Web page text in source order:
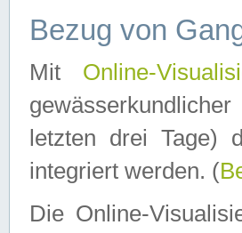
Bezug von
Mit Online-
letzten drei Tage)
integriert werden. (
Die Online-